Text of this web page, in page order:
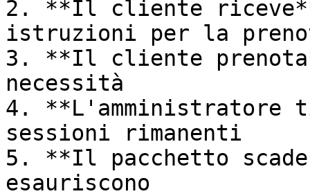
2. **Il cliente riceve**
istruzioni per la
3. **Il cliente
necessità
4. **L'amministratore
sessioni rimanenti
5. **Il pacchetto
esauriscono